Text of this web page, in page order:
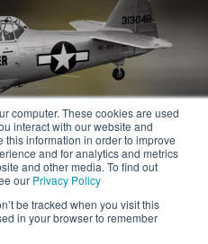
computer. These cookies are used
interact with our website and
this information in order to improve
and for analytics and metrics
and other media. To find out
our Privacy Policy
be tracked when you visit this
in your browser to remember
All rights reserved
Bestimmungen